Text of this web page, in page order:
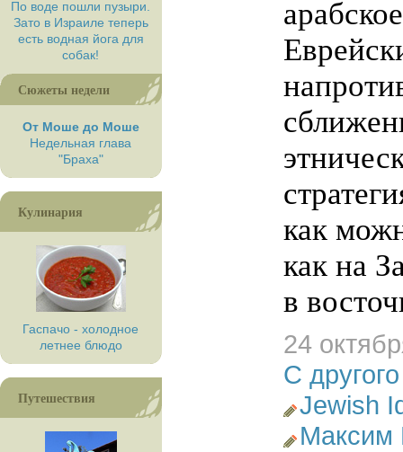
По воде пошли пузыри.
Зато в Израиле теперь
есть водная йога для
собак!
Сюжеты недели
От Моше до Моше
Недельная глава
"Браха"
Кулинария
Гаспачо - холодное
летнее блюдо
Путешествия
как
как на
в
24
С
Jewish
Максим